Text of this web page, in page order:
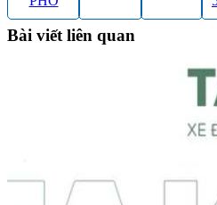
Bài viết liên quan